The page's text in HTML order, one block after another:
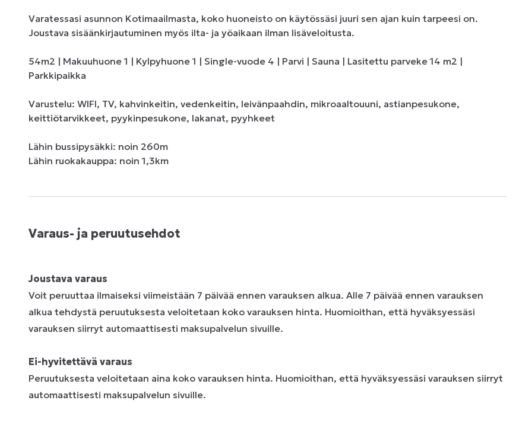
Varatessasi asunnon Kotimaailmasta, koko huoneisto on käytössäsi juuri sen ajan kuin tarpeesi on.
Joustava sisäänkirjautuminen myös ilta- ja yöaikaan ilman lisäveloitusta.
54m2 | Makuuhuone 1 | Kylpyhuone 1 | Single-vuode 4 | Parvi | Sauna | Lasitettu parveke 14 m2 |
Parkkipaikka
Varustelu: WIFI, TV, kahvinkeitin, vedenkeitin, leivänpaahdin, mikroaaltouuni, astianpesukone,
keittiötarvikkeet, pyykinpesukone, lakanat, pyyhkeet
Lähin bussipysäkki: noin 260m
Lähin ruokakauppa: noin 1,3km
Varaus- ja peruutusehdot
Joustava varaus
Voit peruuttaa ilmaiseksi viimeistään 7 päivää ennen varauksen alkua. Alle 7 päivää ennen varauksen
alkua tehdystä peruutuksesta veloitetaan koko varauksen hinta. Huomioithan, että hyväksyessäsi
varauksen siirryt automaattisesti maksupalvelun sivuille.
Ei-hyvitettävä varaus
Peruutuksesta veloitetaan aina koko varauksen hinta. Huomioithan, että hyväksyessäsi varauksen siirryt
automaattisesti maksupalvelun sivuille.